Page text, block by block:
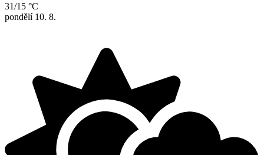
31/15 °C
pondělí 10. 8.